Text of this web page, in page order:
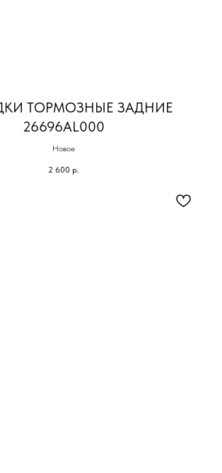
ТОРМОЗНЫЕ ЗАДНИЕ
26696AL000
Новое
2 600 р.